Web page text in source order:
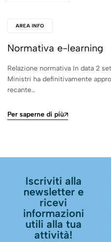
AREA INFO
Normativa e-learning
Relazione normativa In data 2
Ministri ha definitivamente
recante…
Per saperne di più
Iscriviti alla
newsletter e
ricevi
informazioni
utili alla tua
attività!